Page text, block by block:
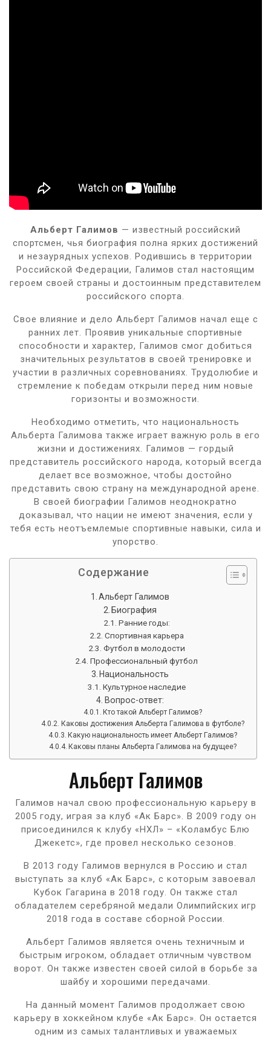
Альберт Галимов — известный российский
спортсмен, чья биография полна ярких достижений
и незаурядных успехов. Родившись в территории
Российской Федерации, Галимов стал настоящим
героем своей страны и достоинным представителем
российского спорта.
Свое влияние и дело Альберт Галимов начал еще с
ранних лет. Проявив уникальные спортивные
способности и характер, Галимов смог добиться
значительных результатов в своей тренировке и
участии в различных соревнованиях. Трудолюбие и
стремление к победам открыли перед ним новые
горизонты и возможности.
Необходимо отметить, что национальность
Альберта Галимова также играет важную роль в его
жизни и достижениях. Галимов — гордый
представитель российского народа, который всегда
делает все возможное, чтобы достойно
представить свою страну на международной арене.
В своей биографии Галимов неоднократно
доказывал, что нации не имеют значения, если у
тебя есть неотъемлемые спортивные навыки, сила и
упорство.
Содержание
Альберт Галимов
Биография
Ранние годы:
Спортивная карьера
Футбол в молодости
Профессиональный футбол
Национальность
Культурное наследие
Вопрос-ответ:
Кто такой Альберт Галимов?
Каковы достижения Альберта Галимова в футболе?
Какую национальность имеет Альберт Галимов?
Каковы планы Альберта Галимова на будущее?
Альберт Галимов
Галимов начал свою профессиональную карьеру в
2005 году, играя за клуб «Ак Барс». В 2009 году он
присоединился к клубу «НХЛ» – «Коламбус Блю
Джекетс», где провел несколько сезонов.
В 2013 году Галимов вернулся в Россию и стал
выступать за клуб «Ак Барс», с которым завоевал
Кубок Гагарина в 2018 году. Он также стал
обладателем серебряной медали Олимпийских игр
2018 года в составе сборной России.
Альберт Галимов является очень техничным и
быстрым игроком, обладает отличным чувством
ворот. Он также известен своей силой в борьбе за
шайбу и хорошими передачами.
На данный момент Галимов продолжает свою
карьеру в хоккейном клубе «Ак Барс». Он остается
одним из самых талантливых и уважаемых